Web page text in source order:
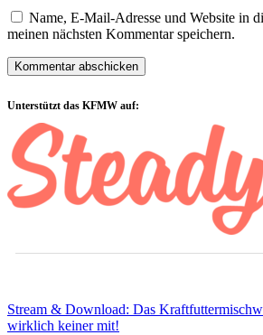
Name, E-Mail-Adresse und Website in
meinen nächsten Kommentar speichern.
Sidebar
Unterstützt das KFMW auf:
Stream & Download: Das
wirklich keiner mit!